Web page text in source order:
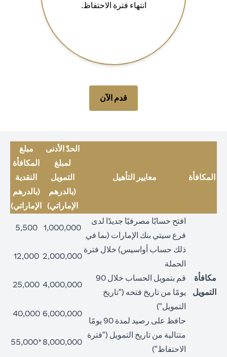
انتهاء فترة الاحتفاظ.
قدم الآن
المكافأة معايير التأهيل
الحدّ الأدنى
لمبلغ
التمويل
(بالدرهم
الإماراتي)
مبلغ
المكافأة
النقدية
(بالدرهم
الإماراتي)
مكافأة
التمويل
افتح حسابًا مصرفيًا جديدًا لدى
فرع سيتي بنك الإمارات (بما في
ذلك حساب أواسيس) خلال فترة
الحملة
قم بتمويل الحساب خلال 90
يومًا من تاريخ فتحه ("تاريخ
التمويل")
حافظ على رصيد لمدة 90 يومًا
متتالية من تاريخ التمويل ("فترة
الاحتفاظ")
1,000,000
5,500
2,000,000
12,000
4,000,000
25,000
6,000,000
40,000
8,000,000
*55,000